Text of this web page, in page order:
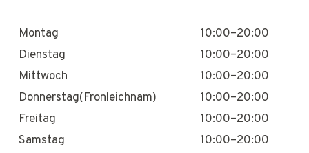
Montag
10:00–20:00
Dienstag
10:00–20:00
Mittwoch
10:00–20:00
Donnerstag(Fronleichnam)
10:00–20:00
Freitag
10:00–20:00
Samstag
10:00–20:00